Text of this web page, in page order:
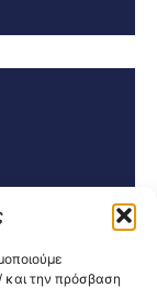
και την πρόσβαση